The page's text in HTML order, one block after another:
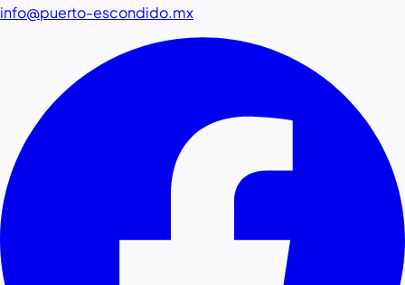
info@puerto-escondido.mx